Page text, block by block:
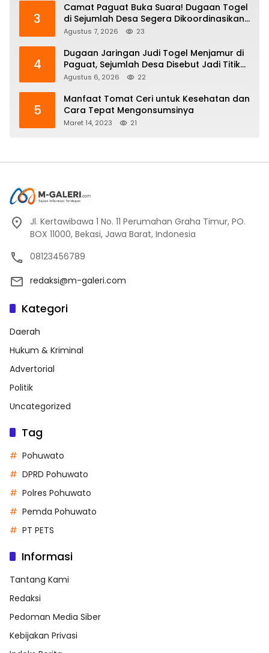
3
Camat Paguat Buka Suara! Dugaan Togel
di Sejumlah Desa Segera Dikoordinasikan
ke Polisi
Agustus 7, 2026 23
4
Dugaan Jaringan Judi Togel Menjamur di
Paguat, Sejumlah Desa Disebut Jadi Titik
Operasi
Agustus 6, 2026 22
5
Manfaat Tomat Ceri untuk Kesehatan dan
Cara Tepat Mengonsumsinya
Maret 14, 2023 21
Jl. Kertawibawa 1 No. 11 Perumahan Graha Timur, PO.
BOX 11000, Bekasi, Jawa Barat, Indonesia
08123456789
redaksi@m-galeri.com
Kategori
Daerah
Hukum & Kriminal
Advertorial
Politik
Uncategorized
Tag
Pohuwato
DPRD Pohuwato
Polres Pohuwato
Pemda Pohuwato
PT PETS
Informasi
Tantang Kami
Redaksi
Pedoman Media Siber
Kebijakan Privasi